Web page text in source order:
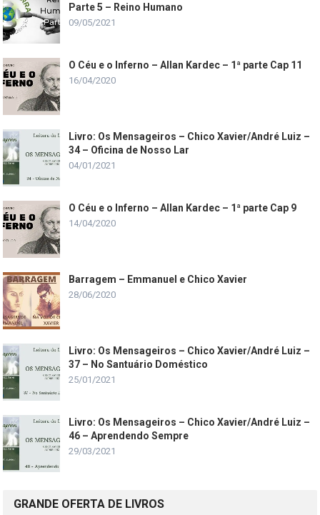
Parte 5 – Reino Humano
09/05/2021
O Céu e o Inferno – Allan Kardec – 1ª parte Cap 11
16/04/2020
Livro: Os Mensageiros – Chico Xavier/André Luiz –
34 – Oficina de Nosso Lar
04/01/2021
O Céu e o Inferno – Allan Kardec – 1ª parte Cap 9
14/04/2020
Barragem – Emmanuel e Chico Xavier
28/06/2020
Livro: Os Mensageiros – Chico Xavier/André Luiz –
37 – No Santuário Doméstico
25/01/2021
Livro: Os Mensageiros – Chico Xavier/André Luiz –
46 – Aprendendo Sempre
29/03/2021
GRANDE OFERTA DE LIVROS